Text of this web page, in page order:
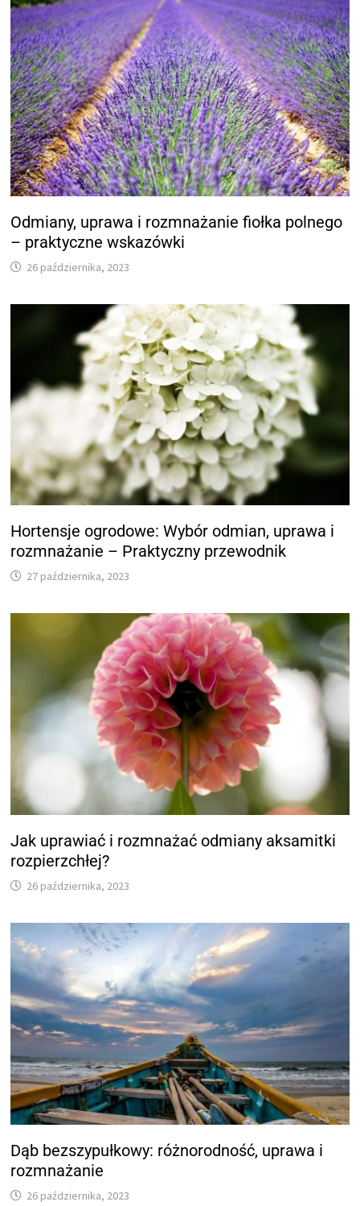
Odmiany, uprawa i rozmnażanie fiołka polnego
– praktyczne wskazówki
26 października, 2023
Hortensje ogrodowe: Wybór odmian, uprawa i
rozmnażanie – Praktyczny przewodnik
27 października, 2023
Jak uprawiać i rozmnażać odmiany aksamitki
rozpierzchłej?
26 października, 2023
Dąb bezszypułkowy: różnorodność, uprawa i
rozmnażanie
26 października, 2023